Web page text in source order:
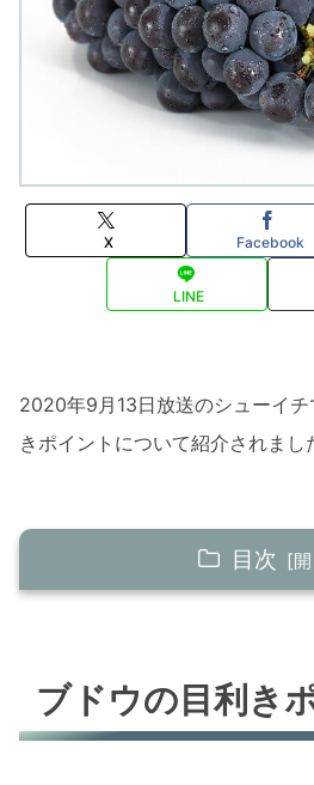
X Facebook
LINE
2020年9月13日放送のシューイ
きポイントについて紹介されまし
目次
新鮮なブドウは茎の色
ブドウの目利き